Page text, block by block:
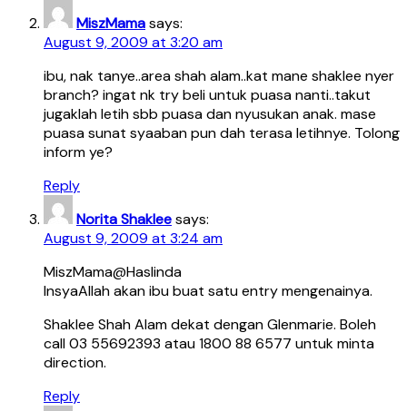
MiszMamasays:
August 9, 2009 at 3:20 am
ibu, nak tanye..area shah alam..kat mane shaklee nyer
branch? ingat nk try beli untuk puasa nanti..takut
jugaklah letih sbb puasa dan nyusukan anak. mase
puasa sunat syaaban pun dah terasa letihnye. Tolong
inform ye?
Reply
Norita Shakleesays:
August 9, 2009 at 3:24 am
MiszMama@Haslinda
InsyaAllah akan ibu buat satu entry mengenainya.
Shaklee Shah Alam dekat dengan Glenmarie. Boleh
call 03 55692393 atau 1800 88 6577 untuk minta
direction.
Reply